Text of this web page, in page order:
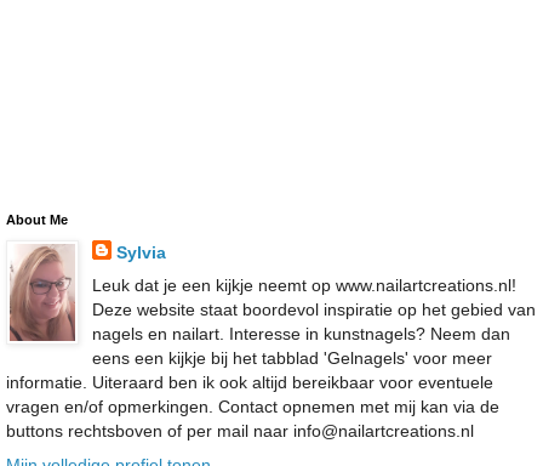
About Me
Sylvia
Leuk dat je een kijkje neemt op www.nailartcreations.nl!
Deze website staat boordevol inspiratie op het gebied van
nagels en nailart. Interesse in kunstnagels? Neem dan
eens een kijkje bij het tabblad 'Gelnagels' voor meer
informatie. Uiteraard ben ik ook altijd bereikbaar voor eventuele
vragen en/of opmerkingen. Contact opnemen met mij kan via de
buttons rechtsboven of per mail naar info@nailartcreations.nl